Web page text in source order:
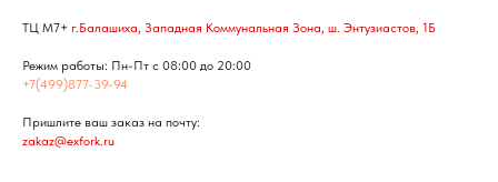
ТЦ М7+ г.Балашиха, Западная Коммунальная Зона, ш. Энтузиастов, 1Б
Режим работы: Пн-Пт с 08:00 до 20:00
+7(499)877-39-94
Пришлите ваш заказ на почту:
zakaz@exfork.ru